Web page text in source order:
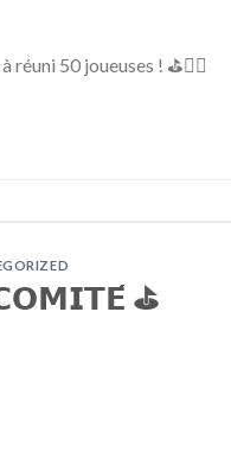
réuni 50 joueuses ! ⛳🏌️‍♀️
⛳️